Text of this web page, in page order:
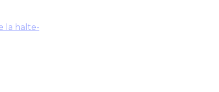
la halte-